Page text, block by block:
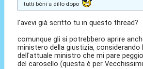
tutti bòni a dillo dopo
l'avevi già scritto tu in questo thread?
comunque gli si potrebbero aprire
ministero della giustizia, considerando
dell'attuale ministro che mi pare
del carosello (questa è per